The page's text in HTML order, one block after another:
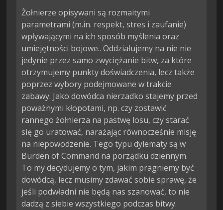
Żołnierze opisywani są rozmaitymi
parametrami (m.in. respekt, stres i zaufanie)
wpływającymi na ich sposób myślenia oraz
umiejętności bojowe.. Oddziałujemy na nie nie
jedynie przez samo zwyciężanie bitw, za które
otrzymujemy punkty doświadczenia, lecz także
poprzez wybory podejmowane w trakcie
zabawy. Jako dowódca nierzadko stajemy przed
poważnymi kłopotami, np. czy zostawić
rannego żołnierza na pastwę losu, czy starać
się go uratować, narażając równocześnie misję
na niepowodzenie. Tego typu dylematy są w
Burden of Command na porządku dziennym.
To my decydujemy o tym, jakim pragniemy być
dowódcą, lecz musimy zdawać sobie sprawę, że
jeśli podwładni nie będą nas szanować, to nie
dadzą z siebie wszystkiego podczas bitwy.